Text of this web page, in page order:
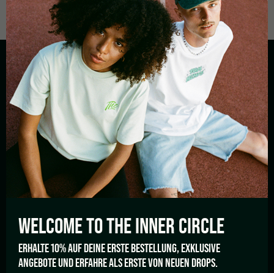
TOM HEMP'S
À propos
Retailer Search
CBD Fahrradlieferungen in
Berlin
My Account
Franchise
Job
Call us
Whatsapp
Write a mail
Contact
WELCOME TO THEINNER CIRCLE
ERHALTE 10% AUF DEINE ERSTE BESTELLUNG, EXKLUSIVE
ANGEBOTE UND ERFAHRE ALS ERSTE VON NEUEN DROPS.